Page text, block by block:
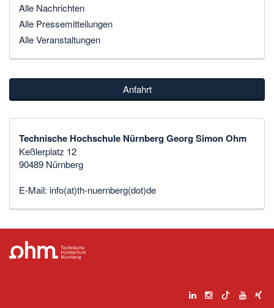
Alle Nachrichten
Alle Pressemitteilungen
Alle Veranstaltungen
Anfahrt
Technische Hochschule Nürnberg Georg Simon Ohm
Keßlerplatz 12
90489 Nürnberg
E-Mail: info(at)th-nuernberg(dot)de